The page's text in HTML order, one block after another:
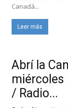
Canadá...
Leer más
Abrí la
miércoles
/ Radio...